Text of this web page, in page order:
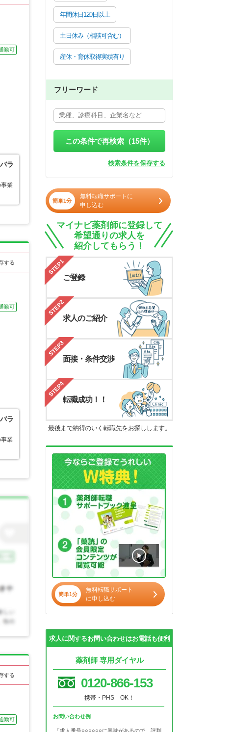
勤可
ラ
業
する
勤可
ラ
業
する
勤可
年間休日120日以上
土日休み（相談可含む）
産休・育休取得実績有り
フリーワード
この条件で再検索（15件）
検索条件を保存する
簡単1分
無料転職サポートに
申し込む
マイナビ薬剤師に登録して
希望通りの求人を
紹介してもらう！
STEP1
ご登録
STEP2
求人のご紹介
STEP3
面接・条件交渉
STEP4
転職成功！！
最後まで納得のいく転職先をお探しします。
簡単1分
無料転職サポート
に申し込む
求人に関するお問い合わせはお電話も便利
薬剤師 専用ダイヤル
0120-866-153
携帯・PHS OK！
お問い合わせ例
「求人番号○○○○○○に興味があるので、評判